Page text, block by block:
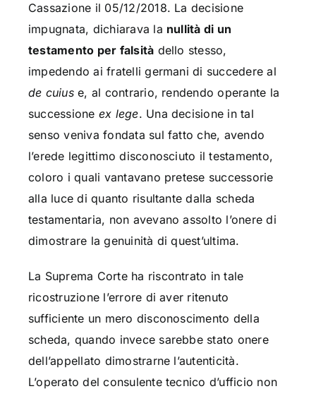
Cassazione il 05/12/2018. La decisione
impugnata, dichiarava la nullità di un
testamento per falsità dello stesso,
impedendo ai fratelli germani di succedere al
de cuiuse, al contrario, rendendo operante la
successione ex lege. Una decisione in tal
senso veniva fondata sul fatto che, avendo
l’erede legittimo disconosciuto il testamento,
coloro i quali vantavano pretese successorie
alla luce di quanto risultante dalla scheda
testamentaria, non avevano assolto l’onere di
dimostrare la genuinità di quest’ultima.
La Suprema Corte ha riscontrato in tale
ricostruzione l’errore di aver ritenuto
sufficiente un mero disconoscimento della
scheda, quando invece sarebbe stato onere
dell’appellato dimostrarne l’autenticità.
L’operato del consulente tecnico d’ufficio non